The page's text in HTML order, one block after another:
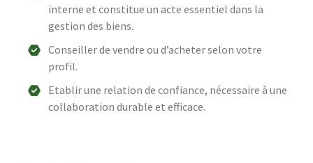
interne et constitue un acte essentiel dans la
gestion des biens.
Conseiller de vendre ou d’acheter selon votre
profil.
Etablir une relation de confiance, nécessaire à une
collaboration durable et efficace.